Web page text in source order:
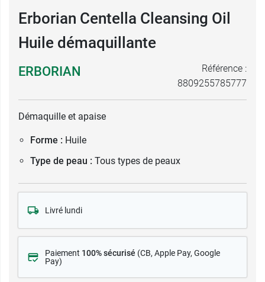
Erborian Centella Cleansing Oil
Huile démaquillante
ERBORIAN
Référence :
8809255785777
Démaquille et apaise
Forme : Huile
Type de peau : Tous types de peaux
Livré lundi
Paiement 100% sécurisé (CB, Apple Pay, Google
Pay)